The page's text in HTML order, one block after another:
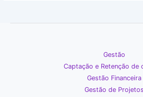
Gestão
Captação e Retenção de
Gestão Financeira
Gestão de Projetos